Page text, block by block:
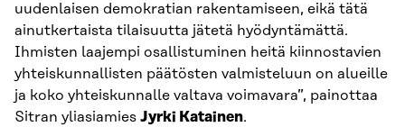
uudenlaisen demokratian rakentamiseen, eikä tätä
ainutkertaista tilaisuutta jätetä hyödyntämättä.
Ihmisten laajempi osallistuminen heitä kiinnostavien
yhteiskunnallisten päätösten valmisteluun on alueille
ja koko yhteiskunnalle valtava voimavara”, painottaa
Sitran yliasiamies Jyrki Katainen.